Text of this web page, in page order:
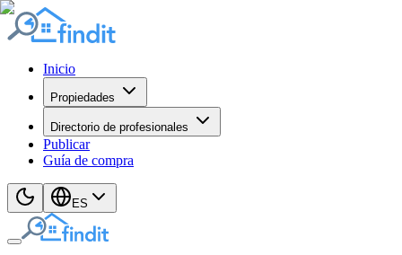
Inicio
Propiedades
Directorio de profesionales
Publicar
Guía de compra
ES